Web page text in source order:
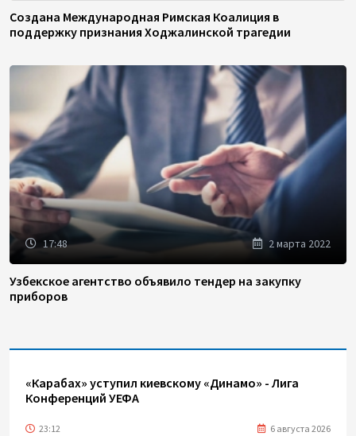
Создана Международная Римская Коалиция в
поддержку признания Ходжалинской трагедии
17:48 2 марта 2022
Узбекское агентство объявило тендер на закупку
приборов
«Карабах» уступил киевскому «Динамо» - Лига
Конференций УЕФА
23:12 6 августа 2026